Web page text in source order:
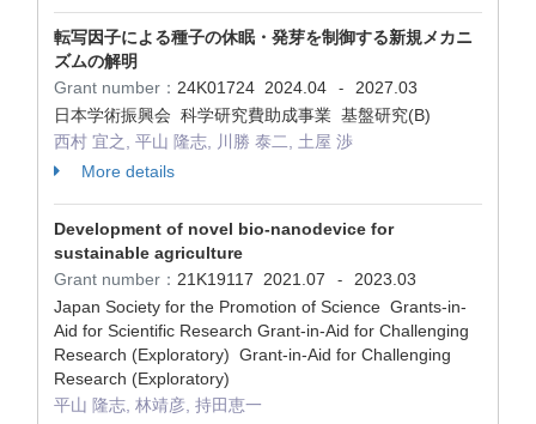
転写因子による種子の休眠・発芽を制御する新規メカニ
ズムの解明
Grant number： 24K01724 2024.04 -
2027.03
日本学術振興会 科学研究費助成事業 基盤研究(B)
西村 宜之, 平山 隆志, 川勝 泰二, 土屋 渉
More details
Development of novel bio-nanodevice for
sustainable agriculture
Grant number： 21K19117 2021.07 -
2023.03
Japan Society for the Promotion of Science Grants-in-
Aid for Scientific Research Grant-in-Aid for Challenging
Research (Exploratory) Grant-in-Aid for Challenging
Research (Exploratory)
平山 隆志, 林靖彦, 持田恵一